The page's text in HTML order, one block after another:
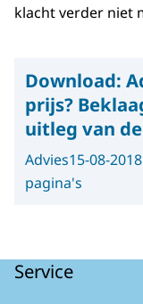
klacht verder niet
Download:
prijs?
uitleg van
Advies15-08-2018
pagina's
Service